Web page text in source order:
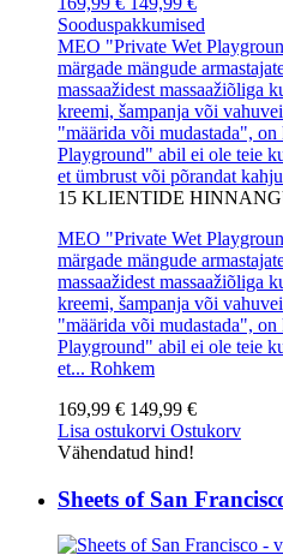
Sooduspakkumised
MEO "Private Wet
märgade mängude
massaažidest massaažiõliga
kreemi, šampanja või
"määrida või mudastada",
Playground" abil ei ole teie
et ümbrust või põrandat
15 KLIENTIDE
MEO "Private Wet
märgade mängude
massaažidest massaažiõliga
kreemi, šampanja või
"määrida või mudastada",
Playground" abil ei ole teie
et... Rohkem
169,99 € 149,99 €
Lisa ostukorvi Ostukorv
Vähendatud hind!
Sheets of San